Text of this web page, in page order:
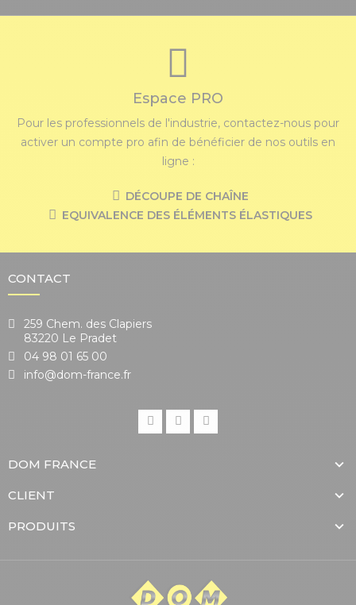
Espace PRO
Pour les professionnels de l'industrie, contactez-nous pour
activer un compte pro afin de bénéficier de nos outils en
ligne :
DÉCOUPE DE CHAÎNE
EQUIVALENCE DES ÉLÉMENTS ÉLASTIQUES
CONTACT
259 Chem. des Clapiers
83220 Le Pradet
04 98 01 65 00
info@dom-france.fr
DOM FRANCE
CLIENT
PRODUITS